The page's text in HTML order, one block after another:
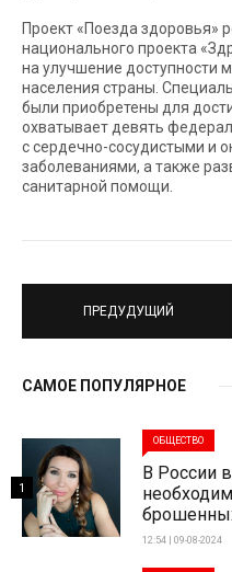
Проект «Поезда здоровья»
национального проекта
на улучшение доступности
населения страны.
были приобретены для
охватывает девять
с сердечно-сосудистыми и
заболеваниями, а также
санитарной помощи.
ПРЕДУДУЩИЙ
САМОЕ ПОПУЛЯРНОЕ
ОБЩЕСТВО
В России
12:54 | 09-08-2024
1